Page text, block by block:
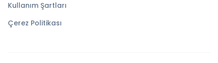
Kullanım Şartları
Çerez Politikası